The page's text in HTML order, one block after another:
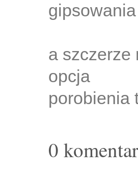
a szczerze
opcja
porobienia
0